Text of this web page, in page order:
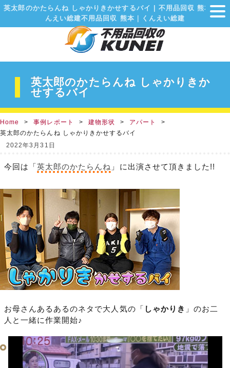
英太郎のかたらんね しゃかりきかせするバイ | 不用品回収 熊本｜く
んえい総建不用品回収 熊本｜くんえい総建
Home 事例レポート 建物形状
アパート
英太郎のかたらんね しゃかりきかせするバイ
英太郎のかたらんね しゃかりきか
せするバイ
2022年3月31日
今回は「英太郎のかたらんね 」に出演させて頂きました!!
お母さんあるあるのネタで大人気の「 しゃかりき 」のお二
人と一緒に作業開始♪